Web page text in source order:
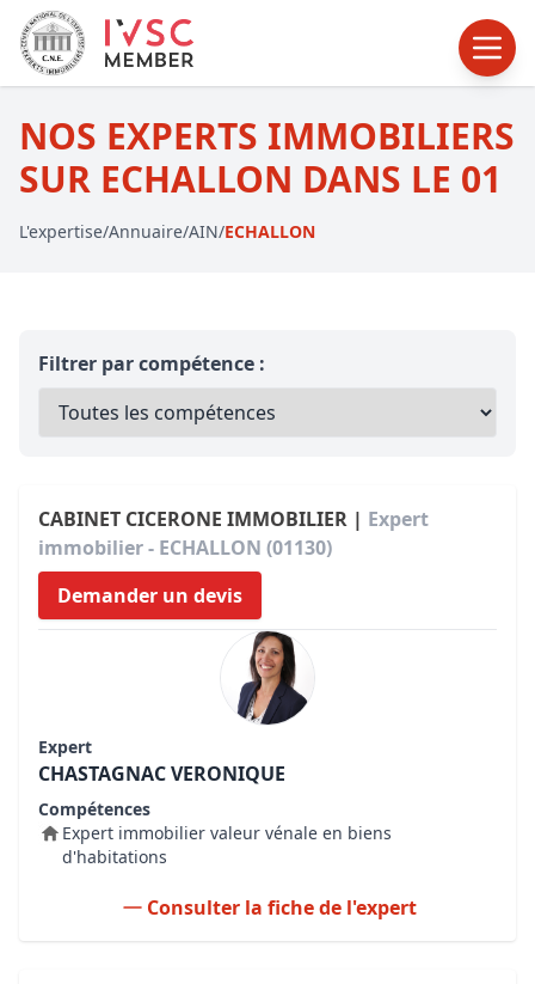
NOS EXPERTS IMMOBILIERS
SUR ECHALLON DANS LE 01
L'expertise/Annuaire/AIN/ECHALLON
Filtrer par compétence :
CABINET CICERONE IMMOBILIER | Expert
immobilier - ECHALLON (01130)
Demander un devis
Expert
CHASTAGNAC VERONIQUE
Compétences
Expert immobilier valeur vénale en biens
d'habitations
Consulter la fiche de l'expert